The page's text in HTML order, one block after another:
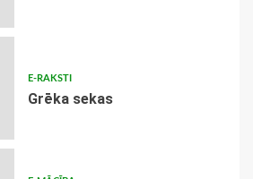
E-RAKSTI
Grēka sekas